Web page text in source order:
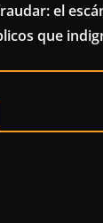
el
que